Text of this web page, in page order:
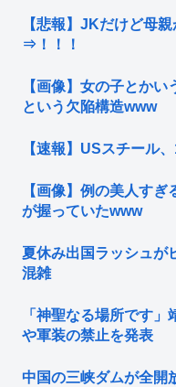
【悲報】JKだけど母
⇒！！！
【画像】女の子とかい
という欠陥構造www
【速報】USスチール
【画像】例の美人す
が握っていたwww
夏休み出国ラッシュ
混雑
「神聖なる場所です
や軍装の禁止を発表
中国の三峡ダムが全